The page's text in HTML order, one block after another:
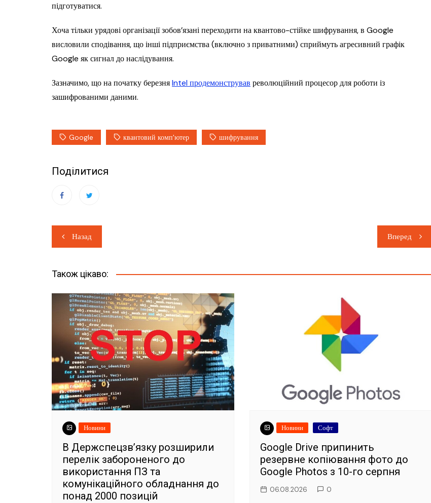
підготуватися.
Хоча тільки урядові організації зобов’язані переходити на квантово-стійке шифрування, в Google
висловили сподівання, що інші підприємства (включно з приватними) сприймуть агресивний графік
Google як сигнал до наслідування.
Зазначимо, що на початку березняIntel продемонстрував революційний процесор для роботи із
зашифрованими даними.
Google квантовий комп'ютер шифрування
Поділитися
Навігація
записів
Назад Вперед
Також цікаво:
Новини
В Держспецзв’язку розширили
перелік забороненого до
використання ПЗ та
комунікаційного обладнання до
понад 2000 позицій
Новини Софт
Google Drive припинить
резервне копіювання фото до
Google Photos з 10-го серпня
06.08.2026 0